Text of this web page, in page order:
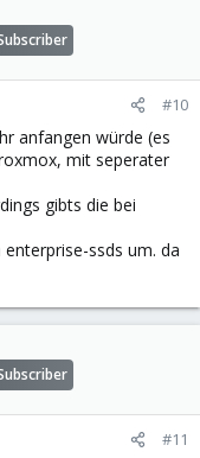
#10
anfangen würde (es
mit seperater
gibts die bei
ssds um. da
#11